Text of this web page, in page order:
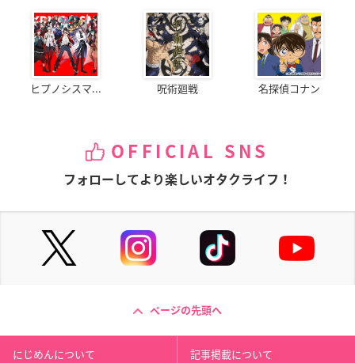
ヒプノシスマ... 呪術廻戦 名探偵コナン
OFFICIAL SNS
フォローしてより楽しいオタクライフ！
ページの先頭へ
にじめんについて 記事掲載について